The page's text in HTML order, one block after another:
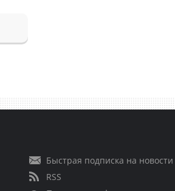
Быстрая подписка на новости
RSS